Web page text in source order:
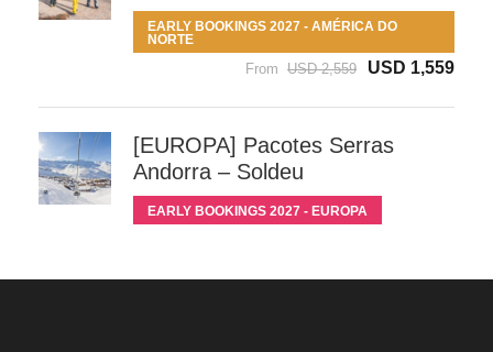
EARLY BOOKINGS 2027 - AMÉRICA DO
NORTE
From USD 2,559 USD 1,559
[EUROPA] Pacotes Serras
Andorra – Soldeu
EARLY BOOKINGS 2027 - EUROPA